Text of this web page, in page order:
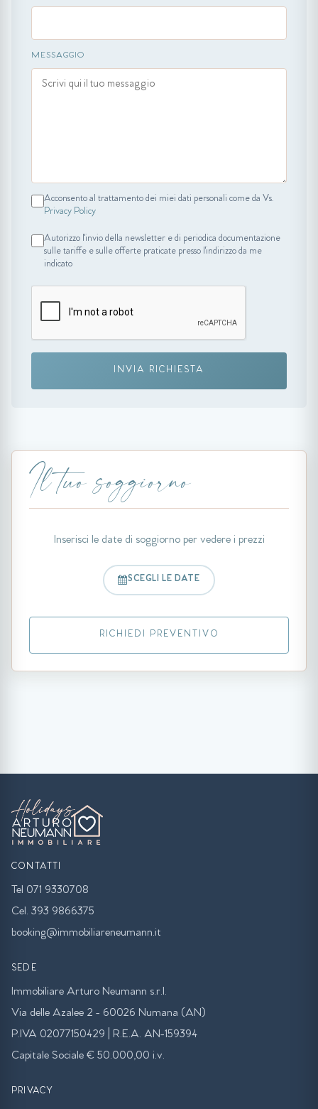
MESSAGGIO
Acconsento al trattamento dei miei dati personali come da Vs.
Privacy Policy
Autorizzo l'invio della newsletter e di periodica documentazione
sulle tariffe e sulle offerte praticate presso l'indirizzo da me
indicato
INVIA RICHIESTA
Il tuo soggiorno
Inserisci le date di soggiorno per vedere i prezzi
SCEGLI LE DATE
RICHIEDI PREVENTIVO
CONTATTI
Tel 071 9330708
Cel. 393 9866375
booking@immobiliareneumann.it
SEDE
Immobiliare Arturo Neumann s.r.l.
Via delle Azalee 2 - 60026 Numana (AN)
P.IVA 02077150429 | R.E.A. AN-159394
Capitale Sociale € 50.000,00 i.v.
PRIVACY